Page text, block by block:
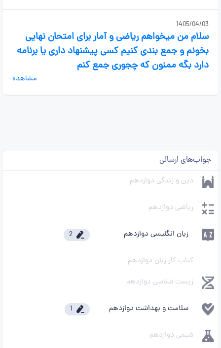
1405/04/03
سلام من میخواهم ریاضی و آمار برای امتحان نهایی
بخونم و جمع بندی کنیم کسی پیشنهاد داری یا برنامه
دارد بگه ممنون که چجوری جمع کنم
مشاهده
جواب‌های ارسالی
دین و زندگی دوازدهم
ریاضی دوازدهم
زبان انگلیسی دوازدهم 2
کتاب کار زبان دوازدهم
زیست شناسی دوازدهم
سلامت و بهداشت دوازدهم 1
شیمی دوازدهم